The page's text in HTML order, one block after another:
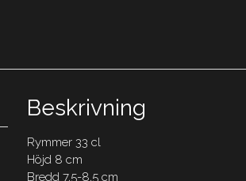
Beskrivning
Rymmer 33 cl
Höjd 8 cm
Bredd 7,5-8,5 cm